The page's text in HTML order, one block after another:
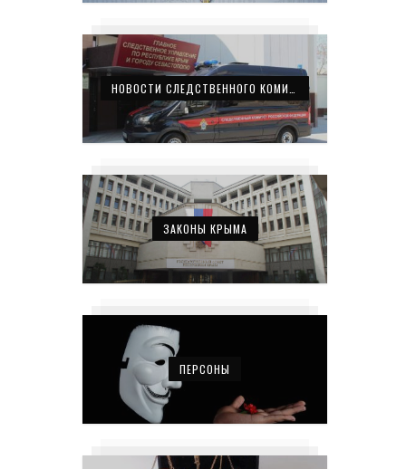
ЗАКОНЫ КРЫМА
ПЕРСОНЫ